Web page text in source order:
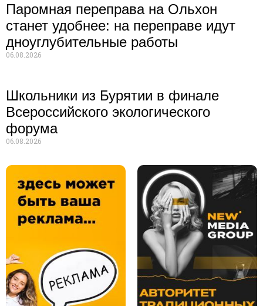
Паромная переправа на Ольхон
станет удобнее: на переправе идут
дноуглубительные работы
06.08.2026
Школьники из Бурятии в финале
Всероссийского экологического
форума
06.08.2026